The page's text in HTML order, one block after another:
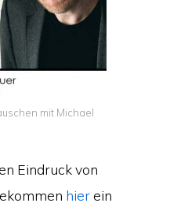
mit Michael
Eindruck von
hierein